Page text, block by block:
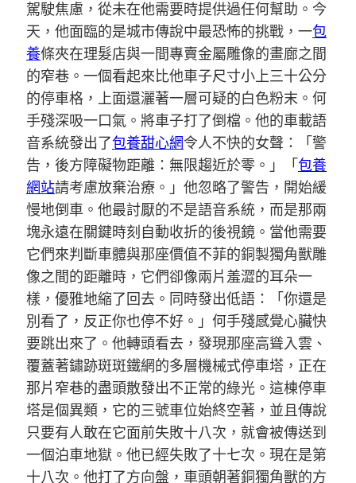
駕駛焦慮，從未在他需要時提供過任何幫助。今
天，他面臨的是城市傳說中最恐怖的挑戰，一包
養條夾在理髮店與一間專賣金屬雕像的畫廊之間
的窄巷。一個看起來比他車子尺寸小上三十公分
的停車格，上面還灑著一層可疑的白色粉末。何
手殘深吸一口氣。將車子打了倒檔。他的車載語
音系統發出了包養甜心網令人不快的女聲：「警
告，後方障礙物距離：無限趨近於零。」「 包養
網站請考慮放棄治療。」他忽略了警告，開始緩
慢地倒車。他最討厭的不是語音系統，而是那兩
塊永遠在關鍵時刻自動收折的後視鏡。當他需要
它們來判斷車體與那座價值不菲的銅製獨角獸雕
像之間的距離時，它們卻像兩片羞澀的耳朵一
樣，優雅地縮了回去。同時發出低語：「你還是
別看了，反正你也停不好。」何手殘感覺心臟快
要跳出來了。他轉頭看去，發現那座高聳入雲、
覆蓋著鏽跡斑斑鐵網的多層機械式停車塔，正在
那片窄巷的盡頭散發出不正常的綠光。這棟停車
塔是個異類，它的三號車位始終空著，並且傳說
只要有人敢在它面前失敗十八次，就會被傳送到
一個泊車地獄。他已經失敗了十七次。現在是第
十八次。他打了方向盤，車頭朝著銅獨角獸的方